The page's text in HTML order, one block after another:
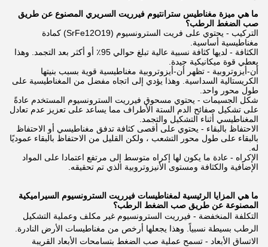
ما هي ميزة مغناطيس سترانتيوم فيرريت السريري المصنوع عن طريق
صب الضغط الرطب؟
التركيب - يحتوي على فريت السترونسيوم (SrFe12O19) كمادة
مغناطيسية أساسية.
الكثافة - لديها كثافة نسبية عالية تبلغ حوالي 95٪ أو أكثر بعد التجمد. وهذا
يعطي قوة ميكانيكية جيدة.
أن-أيزوتروبية - تظهر أن-أيزوتروبية مغناطيسية قوية بسبب بنيتها
الكريستالية السداسية. وهذا يؤدي إلى اتجاه مفضل من المغناطيسية على
طول محور واحد.
شكل الجسيمات - يحتوي مسحوق فيرريت السترونسيوم المستخدم عادةً
على تشكيل صفائح الدم الستة الأطراف مما يساعد على تعزيز عدم تعادل
المغناطيسي أثناء التشكيل والتجمد.
الاحتفاظ بالبقاء - يحتوي على أقصى كثافة تدفق مغناطيسي أو الاحتفاظ
بالبقاء على طول محور التشعب ، ولكن القليل من الاحتفاظ بالبقاء عموديًا
له.
الإكراه - عادة ما يكون لها إكراه متوسط إلى مرتفع اعتمادا على المواد
الإضافية والكثافة ومستوى الأنيزوتروبية الذي تم تحقيقه.
ما هي المزايا الرئيسية لمغناطيسات فيرريت السترونسيوم السيراميكية
المصنوعة عن طريق صب الضغط الرطب؟
التكلفة المنخفضة - فيرريت السترونسيوم غير مكلف وعملية التشكيل
الرطب بسيطة نسبياً. وهذا يجعلها أرخص من مغناطيسات الأرض النادرة.
الاتساق الأبعاد - تسمح عملية صب الضغط بتسامحات الأبعاد القريبة